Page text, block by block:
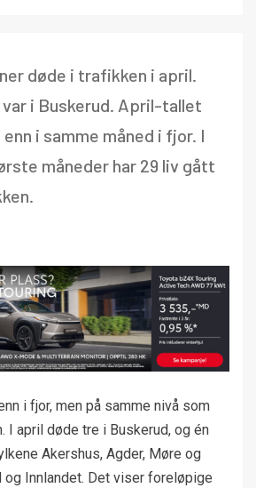
døde i trafikken i april.
var i Buskerud. April-tallet
i samme måned i fjor. I
måneder har 29 liv gått
i fjor, men på samme nivå som
I april døde tre i Buskerud, og én
Akershus, Agder, Møre og
og Innlandet. Det viser foreløpige